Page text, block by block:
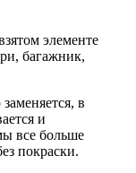
элементе
багажник,
в
и
все больше
покраски.